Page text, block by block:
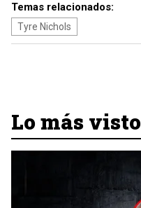
Temas relacionados:
Tyre Nichols
Lo más visto